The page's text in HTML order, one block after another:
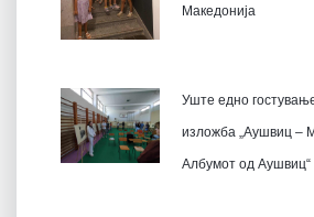
Македонија
Уште едно
изложба „Аушвиц –
Албумот од Аушвиц“